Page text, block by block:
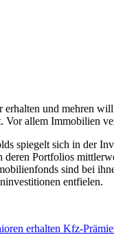
erhalten und mehren
Vor allem Immobilien
spiegelt sich in der
deren Portfolios
sind bei
entfielen.
erhalten Kfz-